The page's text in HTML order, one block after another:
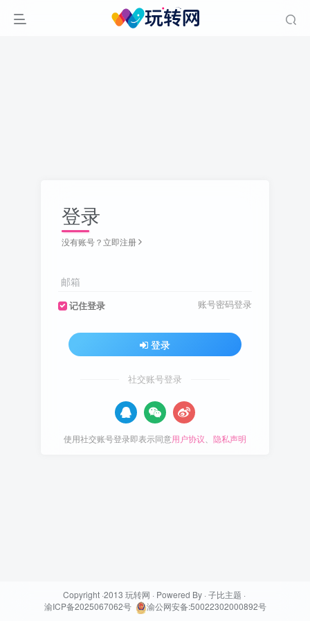
登录
没有账号？立即注册
邮箱
记住登录 账号密码登录
登录
社交账号登录
使用社交账号登录即表示同意用户协议 隐私声明
Copyright ·2013 玩转网 · Powered By · 子比主题 ·
渝ICP备2025067062号
渝公网安备:50022302000892号